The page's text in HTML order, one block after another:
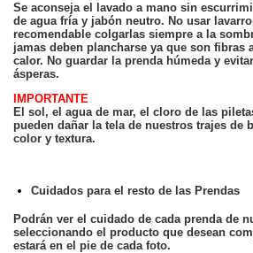
Se aconseja el lavado a mano sin
de agua fría y jabón neutro. No usar
recomendable colgarlas siempre a la
jamas deben plancharse ya que son fibras
calor. No guardar la prenda húmeda y
ásperas.
IMPORTANTE
El sol, el agua de mar, el cloro de las
pueden dañar la tela de nuestros trajes de
color y textura.
Cuidados para el resto de las Prendas
Podrán ver el cuidado de cada prenda de
seleccionando el producto que desean
estará en el pie de cada foto.